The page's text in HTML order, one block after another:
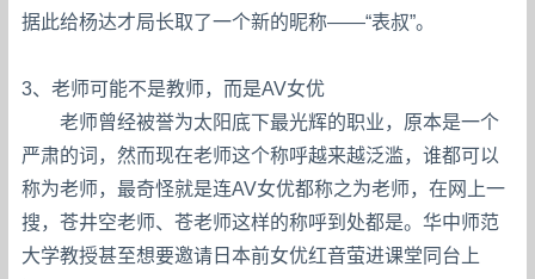
据此给杨达才局长取了一个新的昵称——“表叔”。
3、老师可能不是教师，而是AV女优
老师曾经被誉为太阳底下最光辉的职业，原本是一个
严肃的词，然而现在老师这个称呼越来越泛滥，谁都可以
称为老师，最奇怪就是连AV女优都称之为老师，在网上一
搜，苍井空老师、苍老师这样的称呼到处都是。华中师范
大学教授甚至想要邀请日本前女优红音萤进课堂同台上